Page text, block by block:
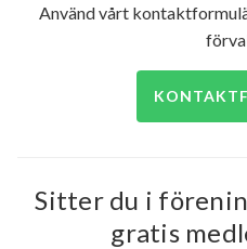
Använd vårt
Sitter du i
gratis